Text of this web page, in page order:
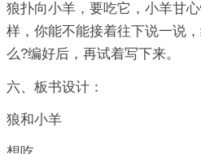
狼扑向小羊，要吃它，小羊甘
样，你能不能接着往下说一说
么?编好后，再试着写下来。
六、板书设计：
狼和小羊